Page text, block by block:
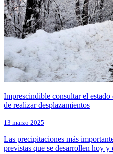
Imprescindible consultar el estado
de realizar desplazamientos
13 marzo 2025
Las precipitaciones más
previstas que se desarrollen hoy